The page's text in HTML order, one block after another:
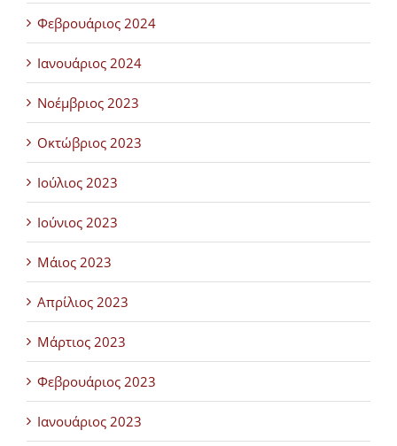
Φεβρουάριος 2024
Ιανουάριος 2024
Νοέμβριος 2023
Οκτώβριος 2023
Ιούλιος 2023
Ιούνιος 2023
Μάιος 2023
Απρίλιος 2023
Μάρτιος 2023
Φεβρουάριος 2023
Ιανουάριος 2023